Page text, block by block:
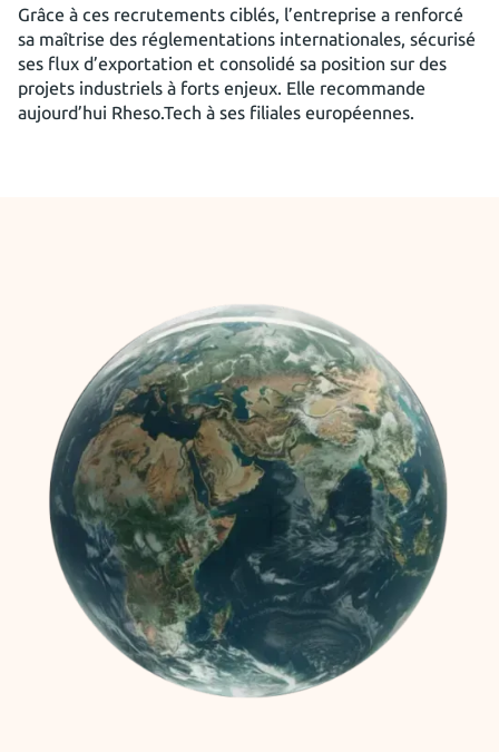
Grâce à ces recrutements ciblés, l’entreprise a renforcé
sa maîtrise des réglementations internationales, sécurisé
ses flux d’exportation et consolidé sa position sur des
projets industriels à forts enjeux. Elle recommande
aujourd’hui Rheso.Tech à ses filiales européennes.